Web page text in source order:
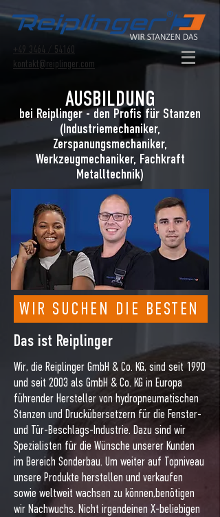
+49 3464 / 54160
kontakt@reiplinger.com
AUSBILDUNG
bei Reiplinger - den Profis für Stanzen
(Industriemechaniker,
Zerspanungsmechaniker,
Werkzeugmechaniker, Fachkraft
Metalltechnik)
WIR SUCHEN DIE BESTEN
Das ist Reiplinger
Wir, die Reiplinger GmbH & Co. KG, sind seit 1990
und seit 2003 als GmbH & Co. KG in Europa
führender Hersteller von hydropneumatischen
Stanzen und Druckübersetzern für die Fenster-
und Tür-Beschlags-Industrie. Dazu sind wir
Spezialisten für die Wünsche unserer Kunden
im Bereich Sonderbau. Um weiter auf Topniveau
unsere Produkte herstellen und verkaufen
sowie weltweit wachsen zu können,benötigen
wir Nachwuchs. Nicht irgendeinen X-beliebigen